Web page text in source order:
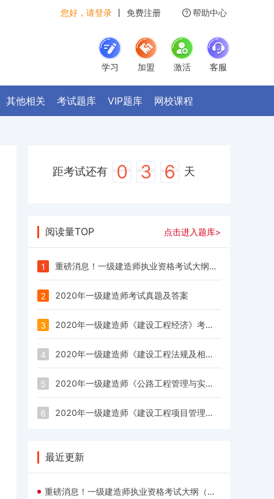
您好，请登录 丨 免费注册 帮助中心
学习 加盟 激活 客服
其他相关 考试题库 VIP题库 网校课程
距考试还有 0 3 6 天
阅读量TOP 点击进入题库>
1 重磅消息！一级建造师执业资格考试大纲（2024年版）
2 2020年一级建造师考试真题及答案
3 2020年一级建造师《建设工程经济》考试真题及答案
4 2020年一级建造师《建设工程法规及相关知识》考试真题及答案
5 2020年一级建造师《公路工程管理与实务》考试真题及答案（网友版）
6 2020年一级建造师《建设工程项目管理》考试真题及答案
最近更新
重磅消息！一级建造师执业资格考试大纲（2024年版）